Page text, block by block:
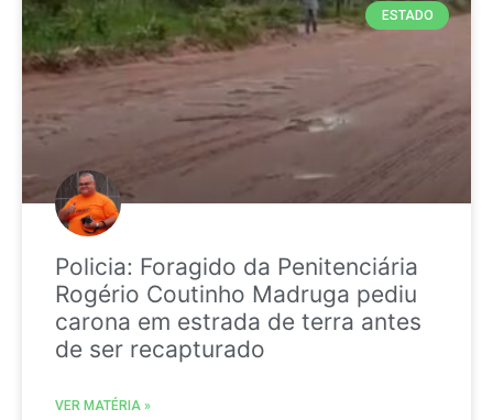
ESTADO
Policia: Foragido da Penitenciária
Rogério Coutinho Madruga pediu
carona em estrada de terra antes
de ser recapturado
VER MATÉRIA »